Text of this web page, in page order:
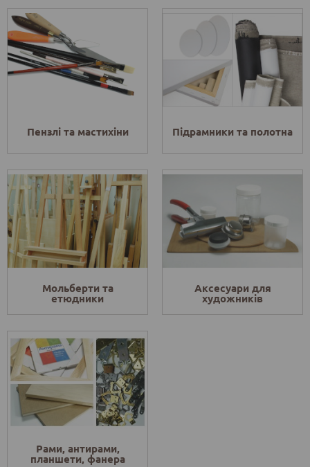
Пензлі та мастихіни Підрамники та полотна
Мольберти та
етюдники
Аксесуари для
художників
Рами, антирами,
планшети, фанера